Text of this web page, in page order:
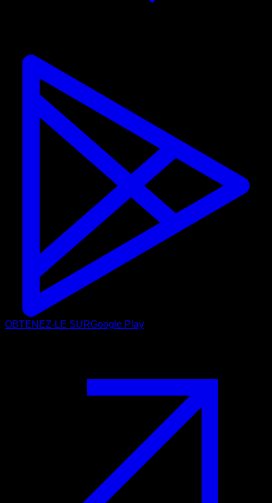
OBTENEZ-LE SURGoogle Play